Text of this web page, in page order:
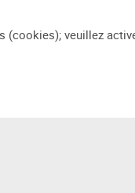
(cookies); veuillez